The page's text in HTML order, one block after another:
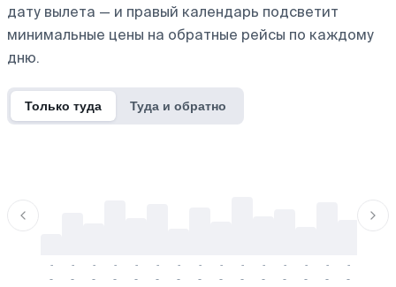
дату вылета — и правый календарь подсветит
минимальные цены на обратные рейсы по каждому
дню.
Только туда Туда и обратно
-
-
-
-
-
-
-
-
-
-
-
-
-
-
-
-
-
-
-
-
-
-
-
-
-
-
-
-
-
-